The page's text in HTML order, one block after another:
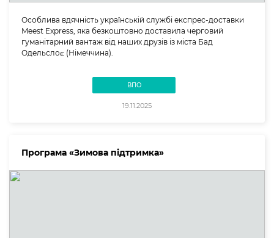
Особлива вдячність українській службі експрес-доставки
Meest Express, яка безкоштовно доставила черговий
гуманітарний вантаж від наших друзів із міста Бад
Одельслоє (Німеччина).
ВПО
19.11.2025
Програма «Зимова підтримка»